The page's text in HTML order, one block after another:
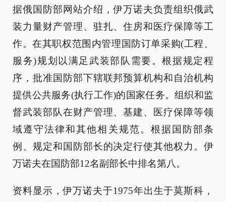
据俄国防部网站介绍，伊万诺夫负责组织俄武
装力量财产管理、驻扎、住房和医疗保障等工
作。在其职权范围内管理国防订单采购(工程、
服务)规划以满足武装部队需要。根据规定程
序，批准国防部下辖联邦预算机构和自治机构
提供公共服务(执行工作)的国家任务。组织和监
督武装部队在财产管理、基建、医疗保障等领
域遵守法律和其他相关规范。根据国防部条
例、规定和国防部长的决定行使其他权力。伊
万诺夫在国防部12名副部长中排名第八。
资料显示，伊万诺夫于1975年出生于莫斯科，